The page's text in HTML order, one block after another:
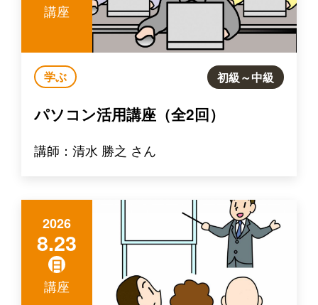
講座
学ぶ 初級～中級
パソコン活用講座（全2回）
講師：清水 勝之 さん
2026
8.23
日
講座